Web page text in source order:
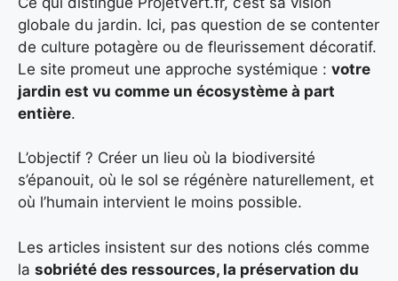
globale du jardin. Ici, pas question de se contenter
de culture potagère ou de fleurissement décoratif.
Le site promeut une approche systémique : votre
jardin est vu comme un écosystème à part
entière.
L’objectif ? Créer un lieu où la biodiversité
s’épanouit, où le sol se régénère naturellement, et
où l’humain intervient le moins possible.
Les articles insistent sur des notions clés comme
la sobriété des ressources, la préservation du